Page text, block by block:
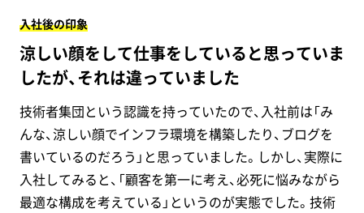
入社後の印象
涼しい顔をして仕事をしていると思っていま
したが、それは違っていました
技術者集団という認識を持っていたので、入社前は「み
んな、涼しい顔でインフラ環境を構築したり、ブログを
書いているのだろう」と思っていました。しかし、実際に
入社してみると、「顧客を第一に考え、必死に悩みながら
最適な構成を考えている」というのが実態でした。技術